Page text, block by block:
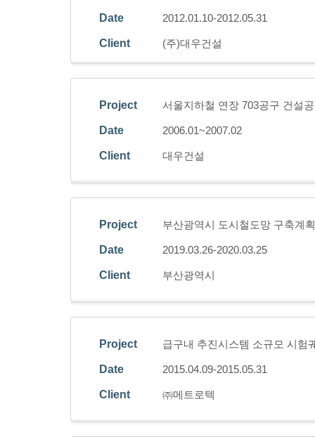
Date 2012.01.10-2012.05.31
Client (주)대우건설
Project 서울지하철 연장 703공구 건설
Date 2006.01~2007.02
Client 대우건설
Project 부산광역시 도시철도망 구축계
Date 2019.03.26-2020.03.25
Client 부산광역시
Project 급구내 추진시스템 소규모 시험
Date 2015.04.09-2015.05.31
Client ㈜메트로텍